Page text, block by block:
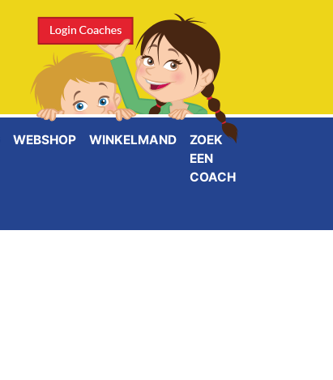
WEBSHOP WINKELMAND
ZOEK
EEN
COACH